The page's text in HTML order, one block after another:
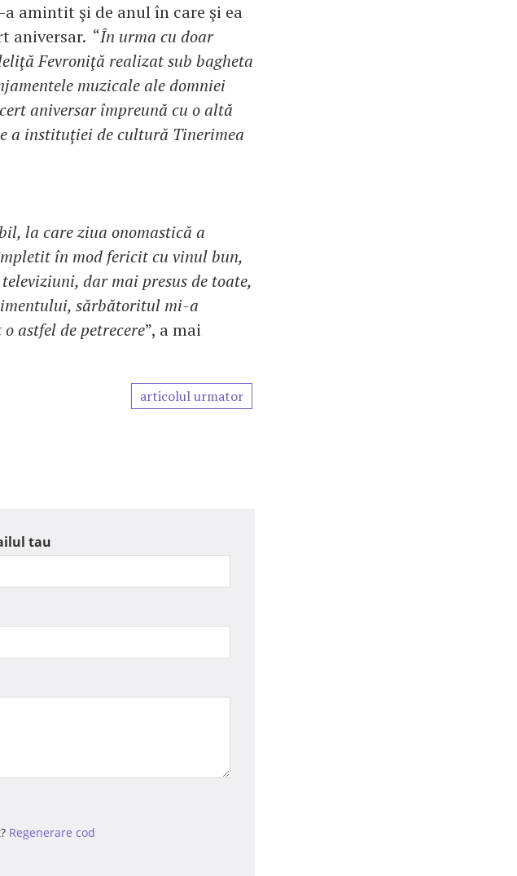
amintit şi de anul în care şi ea
aniversar. “În urma cu doar
Fevroniţă realizat sub bagheta
muzicale ale domniei
aniversar împreună cu o altă
a instituţiei de cultură Tinerimea
la care ziua onomastică a
în mod fericit cu vinul bun,
dar mai presus de toate,
sărbătoritul mi-a
astfel de petrecere”, a mai
articolul urmator
tau
Regenerare cod